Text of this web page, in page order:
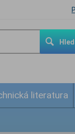
literatura